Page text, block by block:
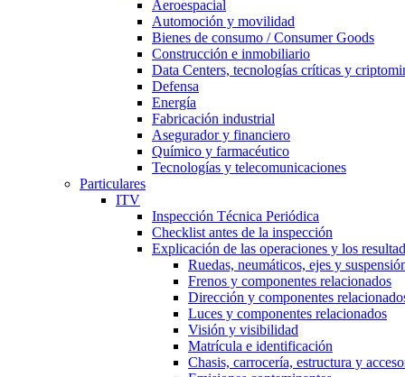
Aeroespacial
Automoción y movilidad
Bienes de consumo / Consumer Goods
Construcción e inmobiliario
Data Centers, tecnologías críticas y
Defensa
Energía
Fabricación industrial
Asegurador y financiero
Químico y farmacéutico
Tecnologías y telecomunicaciones
Particulares
ITV
Inspección Técnica Periódica
Checklist antes de la inspección
Explicación de las operaciones y los
Ruedas, neumáticos, ejes y
Frenos y componentes relacionados
Dirección y componentes
Luces y componentes relacionados
Visión y visibilidad
Matrícula e identificación
Chasis, carrocería, estructura y